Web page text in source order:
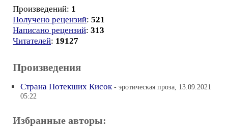
Произведений: 1
Получено рецензий: 521
Написано рецензий: 313
Читателей: 19127
Произведения
Страна Потекших Кисок - эротическая проза, 13.09.2021
05:22
Избранные авторы: